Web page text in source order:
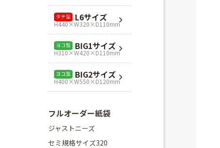
正方形 Lスクエア
H320×W320×D110mm
タテ型 L6サイズ
H440×W320×D110mm
ヨコ型 BIG1サイズ
H310×W420×D110mm
ヨコ型 BIG2サイズ
H400×W550×D120mm
フルオーダー紙袋
ジャストニーズ
セミ規格サイズ320